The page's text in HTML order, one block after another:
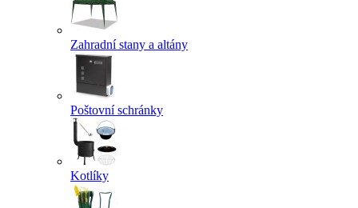
Zahradní stany a altány
Poštovní schránky
Kotlíky